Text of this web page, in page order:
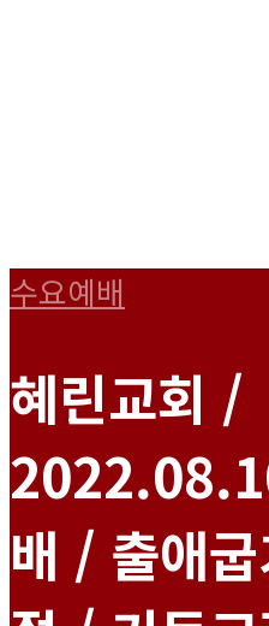
수요예배
혜린교회 /
배 / 출애